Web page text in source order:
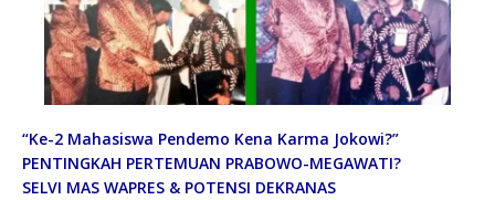
“Ke-2 Mahasiswa Pendemo Kena Karma Jokowi?”
PENTINGKAH PERTEMUAN PRABOWO-MEGAWATI?
SELVI MAS WAPRES & POTENSI DEKRANAS